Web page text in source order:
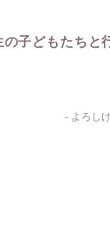
の子どもたちと
- よろし